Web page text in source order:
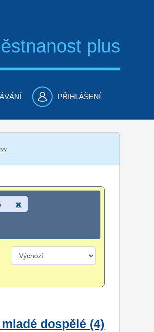
plus
PŘIHLÁŠENÍ
dospělé (4)